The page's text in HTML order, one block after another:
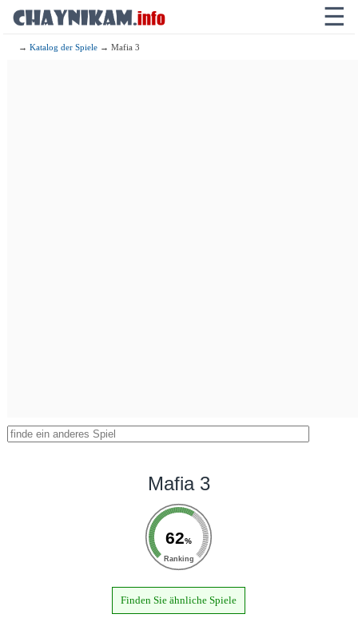
☰
→Katalog der Spiele → Mafia 3
Mafia 3
62%
Ranking
Finden Sie ähnliche Spiele